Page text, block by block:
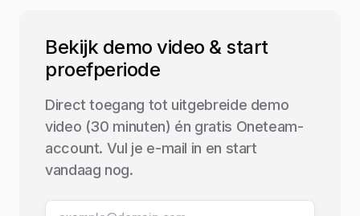
Bekijk demo video & start
proefperiode
Direct toegang tot uitgebreide demo
video (30 minuten) én gratis Oneteam-
account. Vul je e-mail in en start
vandaag nog.